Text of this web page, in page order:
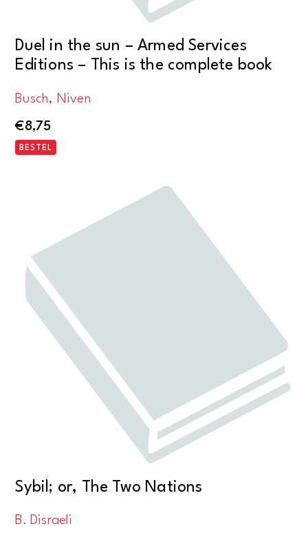
Duel in the sun – Armed Services
Editions – This is the complete book
Busch, Niven
€8,75
BESTEL
Sybil; or, The Two Nations
B. Disraeli